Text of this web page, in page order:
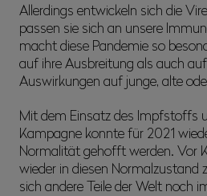
Allerdings entwickeln sich die
passen sie sich an unsere
macht diese Pandemie so
auf ihre Ausbreitung als auch
Auswirkungen auf junge, alte
Mit dem Einsatz des Impfstoffs
Kampagne konnte für 2021
Normalität gehofft werden. Vor
wieder in diesen Normalzustand
sich andere Teile der Welt noch